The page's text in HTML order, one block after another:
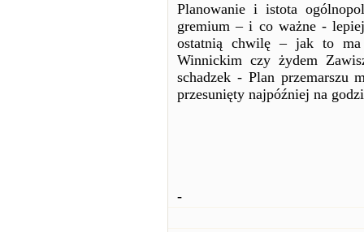
Planowanie i istota
gremium – i co ważne - lepiej
ostatnią chwilę – jak to ma
Winnickim czy żydem
schadzek - Plan przemarszu
przesunięty najpóźniej na
-